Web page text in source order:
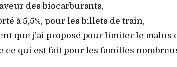
des biocarburants,
à 5,5%, pour les billets de train,
que j’ai proposé pour limiter le
ce qui est fait pour les familles